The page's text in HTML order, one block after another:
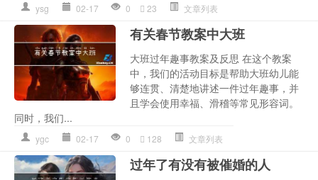
ysg 02-17 0 23 文章列表
有关春节教案中大班
大班过年趣事教案及反思 在这个教案
中，我们的活动目标是帮助大班幼儿能
够连贯、清楚地讲述一件过年趣事，并
且学会使用幸福、滑稽等常见形容词。
同时，我们...
ygc 02-17 0 128 文章列表
过年了有没有被催婚的人